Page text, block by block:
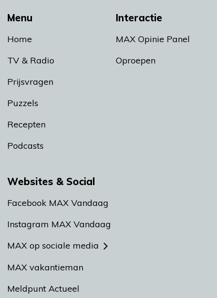
Menu
Home
TV & Radio
Prijsvragen
Puzzels
Recepten
Podcasts
Interactie
MAX Opinie Panel
Oproepen
Websites & Social
Facebook MAX Vandaag
Instagram MAX Vandaag
MAX op sociale media
MAX vakantieman
Meldpunt Actueel